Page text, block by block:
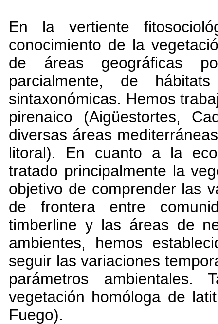
En la vertiente
conocimiento de la
de áreas geográficas
parcialmente, de
sintaxonómicas. Hemos
pirenaico (Aigüestortes,
diversas áreas
litoral). En cuanto a la
tratado principalmente la
objetivo de comprender las
de frontera entre
timberline y las áreas de
ambientes, hemos
seguir las variaciones
parámetros ambientales.
vegetación homóloga de
Fuego).